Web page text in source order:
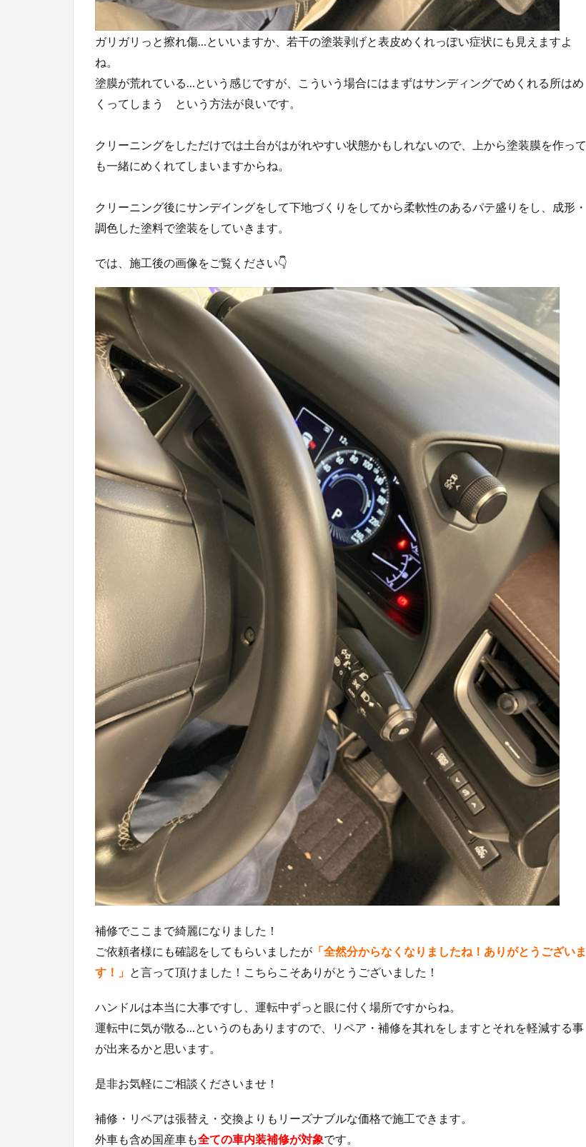
ガリガリっと擦れ傷…といいますか、若干の塗装剥げと表皮めくれっぽい症状にも見えますよ
ね。
塗膜が荒れている…という感じですが、こういう場合にはまずはサンディングでめくれる所はめ
くってしまう という方法が良いです。
クリーニングをしただけでは土台がはがれやすい状態かもしれないので、上から塗装膜を作って
も一緒にめくれてしまいますからね。
クリーニング後にサンデイングをして下地づくりをしてから柔軟性のあるパテ盛りをし、成形・
調色した塗料で塗装をしていきます。
では、施工後の画像をご覧ください👇
補修でここまで綺麗になりました！
ご依頼者様にも確認をしてもらいましたが 「全然分からなくなりましたね！ありがとうございま
す！」 と言って頂けました！こちらこそありがとうございました！
ハンドルは本当に大事ですし、運転中ずっと眼に付く場所ですからね。
運転中に気が散る…というのもありますので、リペア・補修を其れをしますとそれを軽減する事
が出来るかと思います。
是非お気軽にご相談くださいませ！
補修・リペアは張替え・交換よりもリーズナブルな価格で施工できます。
外車も含め国産車も全ての車内装補修が対象です。